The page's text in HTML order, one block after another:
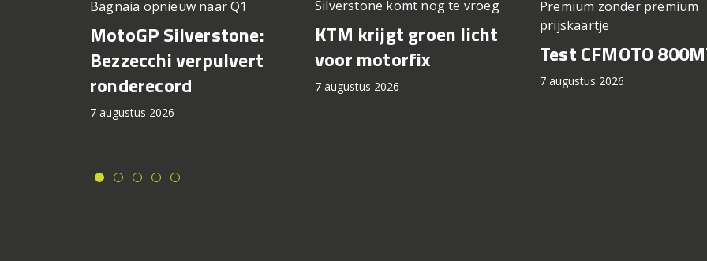
Bagnaia opnieuw naar Q1
MotoGP Silverstone:
Bezzecchi verpulvert
ronderecord
7 augustus 2026
Silverstone komt nog te vroeg
KTM krijgt groen licht
voor motorfix
7 augustus 2026
Premium zonder premium
prijskaartje
Test CFMOTO
7 augustus 2026